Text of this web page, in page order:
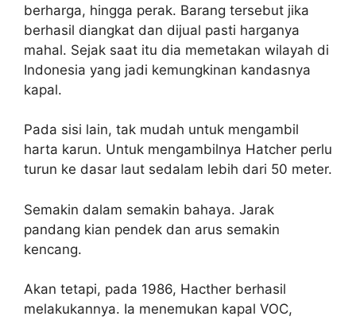
berharga, hingga perak. Barang tersebut jika
berhasil diangkat dan dijual pasti harganya
mahal. Sejak saat itu dia memetakan wilayah di
Indonesia yang jadi kemungkinan kandasnya
kapal.
Pada sisi lain, tak mudah untuk mengambil
harta karun. Untuk mengambilnya Hatcher perlu
turun ke dasar laut sedalam lebih dari 50 meter.
Semakin dalam semakin bahaya. Jarak
pandang kian pendek dan arus semakin
kencang.
Akan tetapi, pada 1986, Hacther berhasil
melakukannya. Ia menemukan kapal VOC,